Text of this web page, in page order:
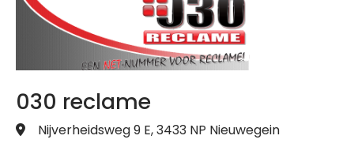
030 reclame
Nijverheidsweg 9 E, 3433 NP Nieuwegein